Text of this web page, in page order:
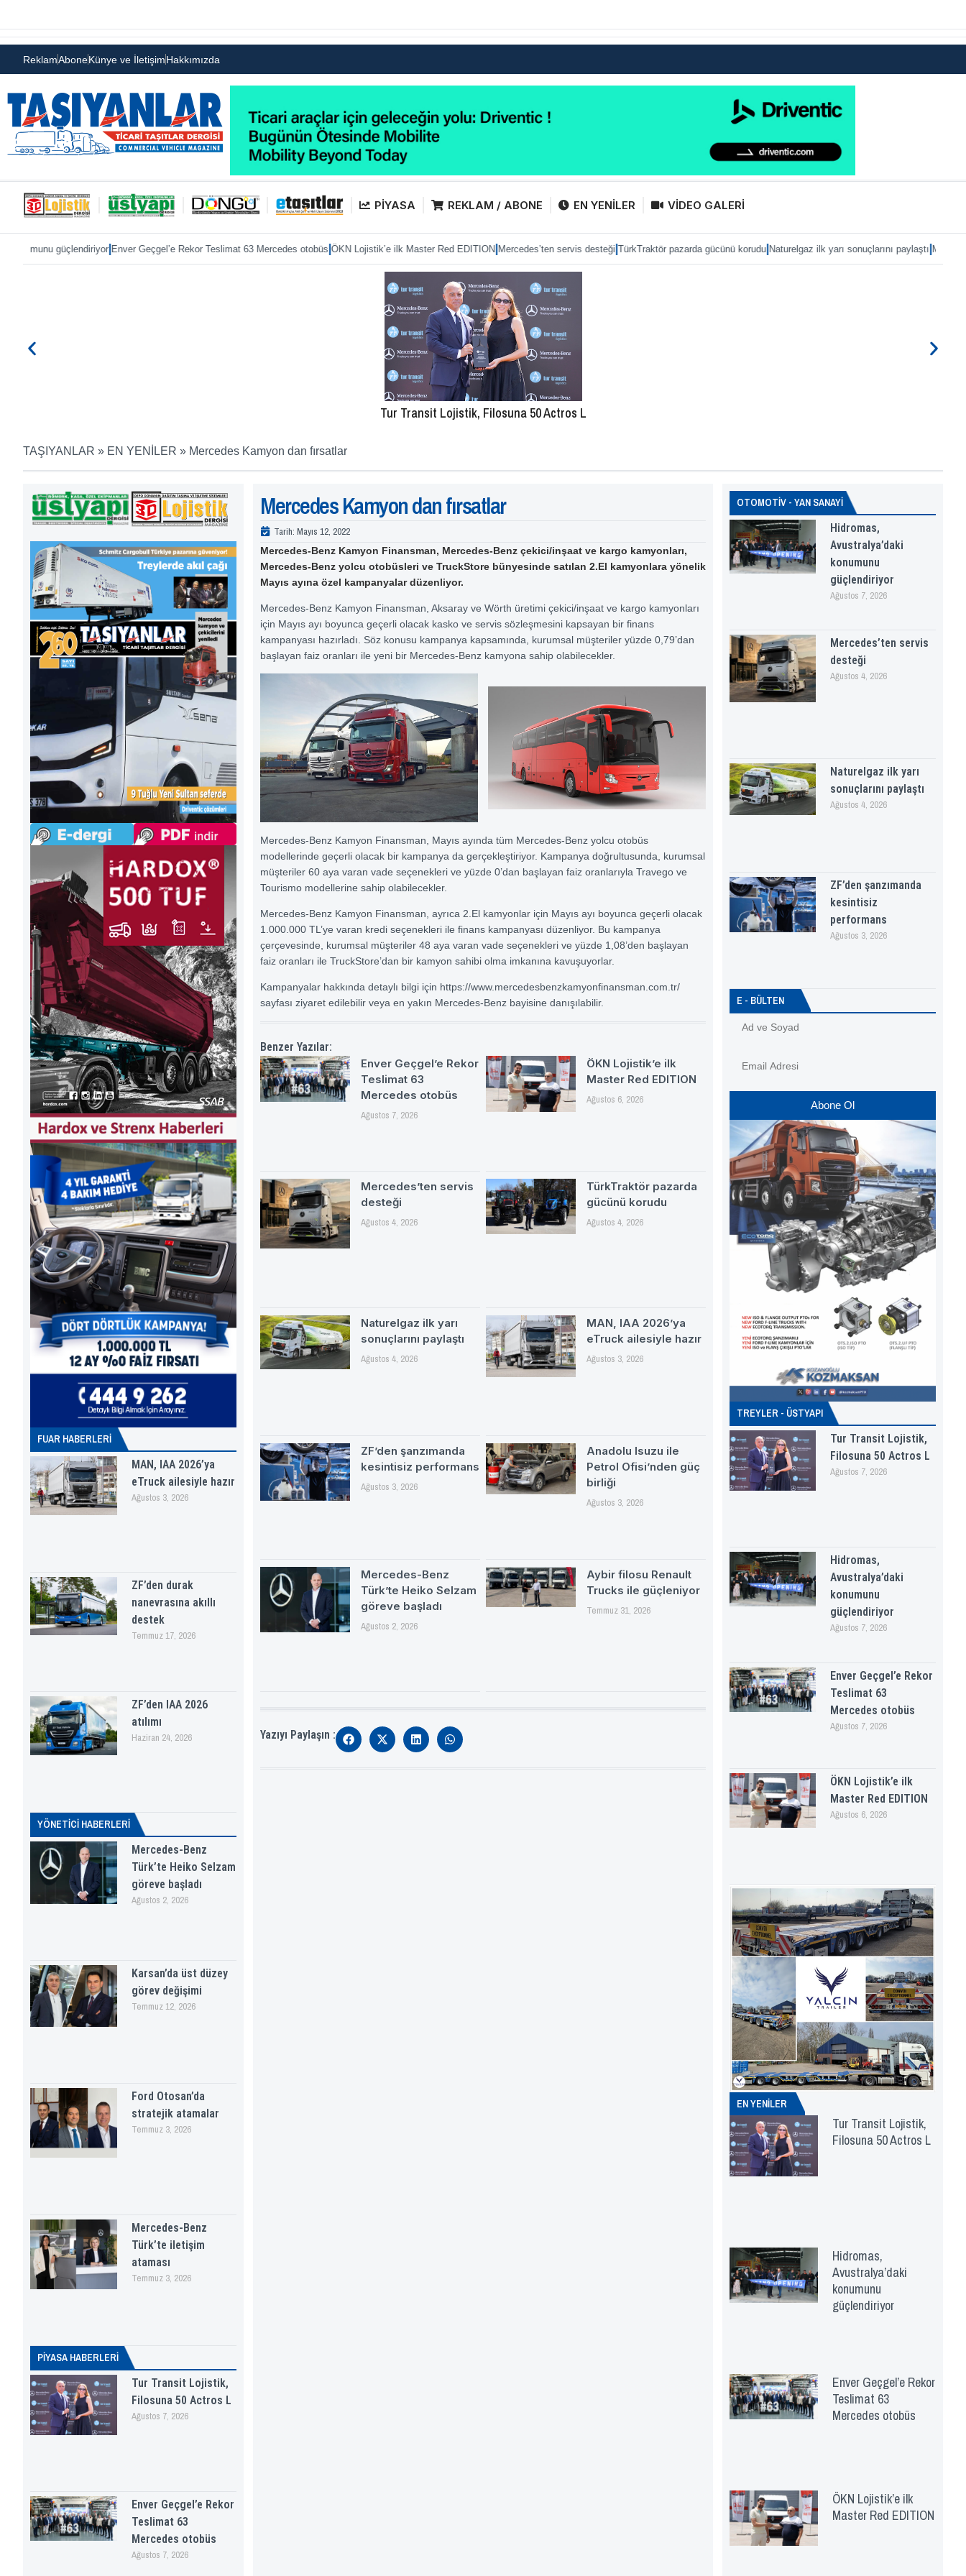
ReklamAboneKünye ve İletişimHakkımızda
PİYASA REKLAM / ABONE EN YENİLER VİDEO GALERİ
güçlendiriyor|Enver Geçgel’e Rekor Teslimat 63 Mercedes otobüs|ÖKN Lojistik’e ilk Master Red EDITION|Mercedes’ten servis desteği|TürkTraktör pazarda gücünü korudu|Naturelgaz ilk yarı sonuçlarını paylaştı|MAN, IAA
Tur Transit Lojistik, Filosuna 50 Actros L
TAŞIYANLAR » EN YENİLER » Mercedes Kamyon dan fırsatlar
FUAR HABERLERI
MAN, IAA 2026’ya
eTruck ailesiyle hazır
Ağustos 3, 2026
ZF’den durak
nanevrasına akıllı
destek
Temmuz 17, 2026
ZF’den IAA 2026
atılımı
Haziran 24, 2026
YÖNETICI HABERLERI
Mercedes-Benz
Türk’te Heiko Selzam
göreve başladı
Ağustos 2, 2026
Karsan’da üst düzey
görev değişimi
Temmuz 12, 2026
Ford Otosan’da
stratejik atamalar
Temmuz 3, 2026
Mercedes-Benz
Türk’te iletişim
ataması
Temmuz 3, 2026
PİYASA HABERLERI
Tur Transit Lojistik,
Filosuna 50 Actros L
Ağustos 7, 2026
Enver Geçgel’e Rekor
Teslimat 63
Mercedes otobüs
Ağustos 7, 2026
Mercedes Kamyon dan fırsatlar
Tarih: Mayıs 12, 2022
Mercedes-Benz Kamyon Finansman, Mercedes-Benz çekici/inşaat ve kargo kamyonları,
Mercedes-Benz yolcu otobüsleri ve TruckStore bünyesinde satılan 2.El kamyonlara yönelik
Mayıs ayına özel kampanyalar düzenliyor.
Mercedes-Benz Kamyon Finansman, Aksaray ve Wörth üretimi çekici/inşaat ve kargo kamyonları
için Mayıs ayı boyunca geçerli olacak kasko ve servis sözleşmesini kapsayan bir finans
kampanyası hazırladı. Söz konusu kampanya kapsamında, kurumsal müşteriler yüzde 0,79’dan
başlayan faiz oranları ile yeni bir Mercedes-Benz kamyona sahip olabilecekler.
Mercedes-Benz Kamyon Finansman, Mayıs ayında tüm Mercedes-Benz yolcu otobüs
modellerinde geçerli olacak bir kampanya da gerçekleştiriyor. Kampanya doğrultusunda, kurumsal
müşteriler 60 aya varan vade seçenekleri ve yüzde 0’dan başlayan faiz oranlarıyla Travego ve
Tourismo modellerine sahip olabilecekler.
Mercedes-Benz Kamyon Finansman, ayrıca 2.El kamyonlar için Mayıs ayı boyunca geçerli olacak
1.000.000 TL’ye varan kredi seçenekleri ile finans kampanyası düzenliyor. Bu kampanya
çerçevesinde, kurumsal müşteriler 48 aya varan vade seçenekleri ve yüzde 1,08’den başlayan
faiz oranları ile TruckStore’dan bir kamyon sahibi olma imkanına kavuşuyorlar.
Kampanyalar hakkında detaylı bilgi için https://www.mercedesbenzkamyonfinansman.com.tr/
sayfası ziyaret edilebilir veya en yakın Mercedes-Benz bayisine danışılabilir.
Benzer Yazılar:
Enver Geçgel’e Rekor
Teslimat 63
Mercedes otobüs
Ağustos 7, 2026
ÖKN Lojistik’e ilk
Master Red EDITION
Ağustos 6, 2026
Mercedes’ten servis
desteği
Ağustos 4, 2026
TürkTraktör pazarda
gücünü korudu
Ağustos 4, 2026
Naturelgaz ilk yarı
sonuçlarını paylaştı
Ağustos 4, 2026
MAN, IAA 2026’ya
eTruck ailesiyle hazır
Ağustos 3, 2026
ZF’den şanzımanda
kesintisiz performans
Ağustos 3, 2026
Anadolu Isuzu ile
Petrol Ofisi’nden güç
birliği
Ağustos 3, 2026
Mercedes-Benz
Türk’te Heiko Selzam
göreve başladı
Ağustos 2, 2026
Aybir filosu Renault
Trucks ile güçleniyor
Temmuz 31, 2026
Yazıyı Paylaşın :
OTOMOTİV - YAN SANAYİ
Hidromas,
Avustralya’daki
konumunu
güçlendiriyor
Ağustos 7, 2026
Mercedes’ten servis
desteği
Ağustos 4, 2026
Naturelgaz ilk yarı
sonuçlarını paylaştı
Ağustos 4, 2026
ZF’den şanzımanda
kesintisiz
performans
Ağustos 3, 2026
E - BÜLTEN
Abone Ol
TREYLER - ÜSTYAPI
Tur Transit Lojistik,
Filosuna 50 Actros L
Ağustos 7, 2026
Hidromas,
Avustralya’daki
konumunu
güçlendiriyor
Ağustos 7, 2026
Enver Geçgel’e Rekor
Teslimat 63
Mercedes otobüs
Ağustos 7, 2026
ÖKN Lojistik’e ilk
Master Red EDITION
Ağustos 6, 2026
EN YENİLER
Tur Transit Lojistik,
Filosuna 50 Actros L
Hidromas,
Avustralya’daki
konumunu
güçlendiriyor
Enver Geçgel’e Rekor
Teslimat 63
Mercedes otobüs
ÖKN Lojistik’e ilk
Master Red EDITION